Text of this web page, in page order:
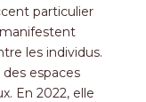
particulier
les individus.
espaces
En 2022, elle